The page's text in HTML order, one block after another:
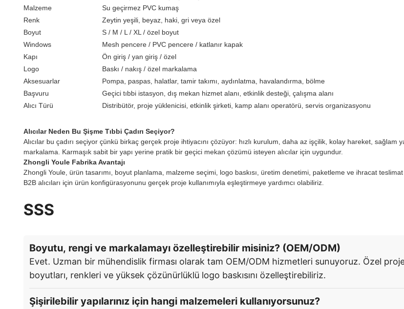
Malzeme
Su geçirmez PVC kumaş
Renk
Zeytin yeşili, beyaz, haki, gri veya özel
Boyut
S / M / L / XL / özel boyut
Windows
Mesh pencere / PVC pencere / katlanır kapak
Kapı
Ön giriş / yan giriş / özel
Logo
Baskı / nakış / özel markalama
Aksesuarlar
Pompa, paspas, halatlar, tamir takımı, aydınlatma, havalandırma, bölme
Başvuru
Geçici tıbbi istasyon, dış mekan hizmet alanı, etkinlik desteği, çalışma alanı
Alıcı Türü
Distribütör, proje yüklenicisi, etkinlik şirketi, kamp alanı operatörü, servis organizasyonu
Alıcılar Neden Bu Şişme Tıbbi Çadırı Seçiyor?
Alıcılar bu çadırı seçiyor çünkü birkaç gerçek proje ihtiyacını çözüyor: hızlı kurulum, daha az işçilik, kolay hareket,
markalama. Karmaşık sabit bir yapı yerine pratik bir geçici mekan çözümü isteyen alıcılar için uygundur.
Zhongli Youle Fabrika Avantajı
Zhongli Youle, ürün tasarımı, boyut planlama, malzeme seçimi, logo baskısı, üretim denetimi, paketleme ve ihracat
B2B alıcıları için ürün konfigürasyonunu gerçek proje kullanımıyla eşleştirmeye yardımcı olabiliriz.
SSS
Boyutu, rengi ve markalamayı özelleştirebilir misiniz? (OEM/ODM)
Evet. Uzman bir mühendislik firması olarak tam OEM/ODM hizmetleri sunuyoruz. Özel
boyutları, renkleri ve yüksek çözünürlüklü logo baskısını özelleştirebiliriz.
Şişirilebilir yapılarınız için hangi malzemeleri kullanıyorsunuz?